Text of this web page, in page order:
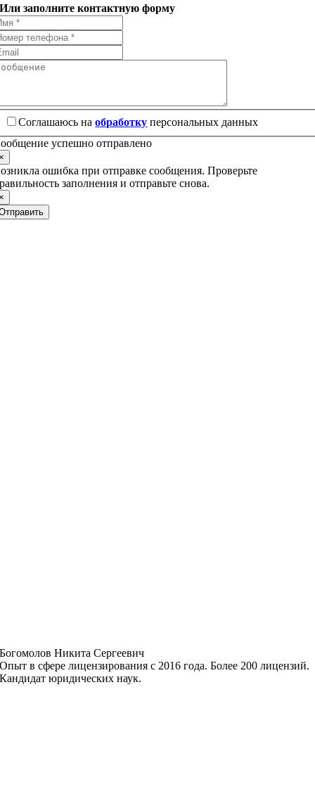
Или заполните контактную форму
Соглашаюсь наобработку персональных данных
успешно отправлено
ошибка при отправке сообщения. Проверьте
заполнения и отправьте снова.
Богомолов Никита Сергеевич
Опыт в сфере лицензирования с 2016 года. Более 200 лицензий.
Кандидат юридических наук.